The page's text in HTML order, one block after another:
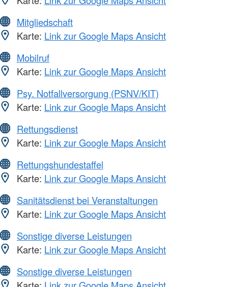
Mitgliedschaft
Karte: Link zur Google Maps Ansicht
Mobilruf
Karte: Link zur Google Maps Ansicht
Psy. Notfallversorgung (PSNV/KIT)
Karte: Link zur Google Maps Ansicht
Rettungsdienst
Karte: Link zur Google Maps Ansicht
Rettungshundestaffel
Karte: Link zur Google Maps Ansicht
Sanitätsdienst bei Veranstaltungen
Karte: Link zur Google Maps Ansicht
Sonstige diverse Leistungen
Karte: Link zur Google Maps Ansicht
Sonstige diverse Leistungen